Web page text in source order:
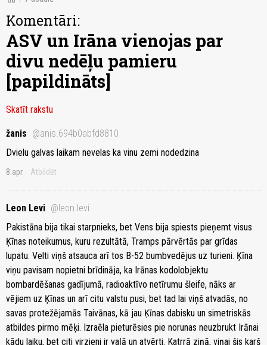
Komentāri:
ASV un Irāna vienojas par
divu nedēļu pamieru
[papildināts]
Skatīt rakstu
žanis @anis.694b0abfd8810
Dvielu galvas laikam nevelas ka vinu zemi nodedzina
8.apr Atbildēt
Leon Levi @leon.levi
Pakistāna bija tikai starpnieks, bet Vens bija spiests pieņemt visus
Ķīnas noteikumus, kuru rezultātā, Tramps pārvērtās par grīdas
lupatu. Velti viņš atsauca arī tos B-52 bumbvedējus uz turieni. Ķīna
viņu pavisam nopietni brīdināja, ka Irānas kodolobjektu
bombardēšanas gadījumā, radioaktīvo netīrumu šleife, nāks ar
vējiem uz Ķīnas un arī citu valstu pusi, bet tad lai viņš atvadās, no
savas protežējamās Taivānas, kā jau Ķīnas dabisku un simetriskās
atbildes pirmo mēķi. Izraēla pieturēsies pie norunas neuzbrukt Irānai
kādu laiku, bet citi virzieni ir vaļā un atvērti. Katrrā ziņā, viņai šis karš